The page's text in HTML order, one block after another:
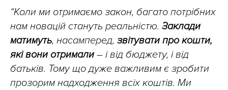
“Коли ми отримаємо закон, багато потрібних
нам новацій стануть реальністю. Заклади
матимуть, насамперед, звітувати про кошти,
які вони отримали – і від бюджету, і від
батьків. Тому що дуже важливим є зробити
прозорим надходження всіх коштів. Ми